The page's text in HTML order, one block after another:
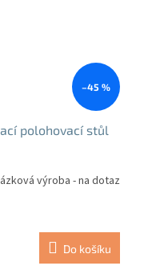
–45 %
polohovací stůl
výroba - na dotaz
Do košíku